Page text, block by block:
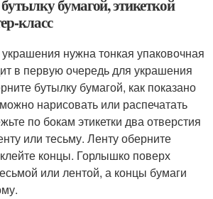
бумагой, этикеткой
класс
нужна тонкая упаковочная
в первую очередь для украшения
бутылку бумагой, как показано
нарисовать или распечатать
по бокам этикетки два отверстия
или тесьму. Ленту оберните
концы. Горлышко поверх
или лентой, а концы бумаги